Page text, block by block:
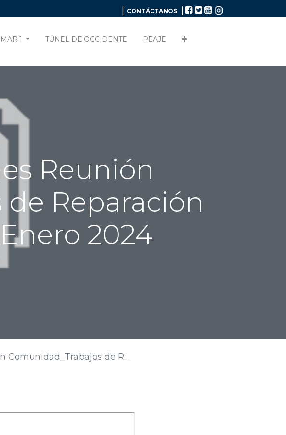
CONTÁCTANOS
1 TÚNEL DE OCCIDENTE PEAJE
Reunión
Reparación
2024
de Reparación Puente Tonusco_Enero 2024